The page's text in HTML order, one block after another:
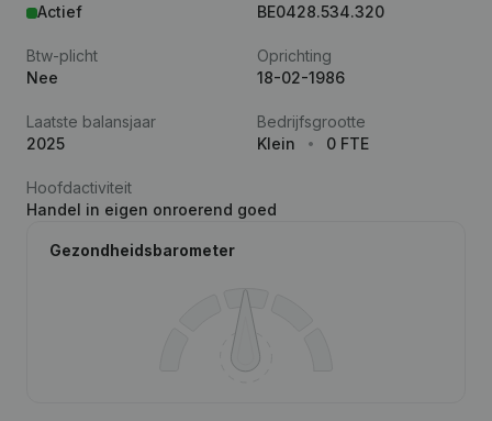
Actief
BE0428.534.320
Btw-plicht
Nee
Oprichting
18-02-1986
Laatste balansjaar
2025
Bedrijfsgrootte
Klein
0 FTE
Hoofdactiviteit
Handel in eigen onroerend goed
Gezondheidsbarometer